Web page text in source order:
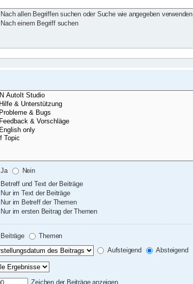
Nach allen Begriffen suchen oder Suche wie angegeben verwenden
Nach einem Begriff suchen
Ja
Nein
Betreff und Text der Beiträge
Nur im Text der Beiträge
Nur im Betreff der Themen
Nur im ersten Beitrag der Themen
Beiträge
Themen
Aufsteigend Absteigend
Zeichen der Beiträge anzeigen